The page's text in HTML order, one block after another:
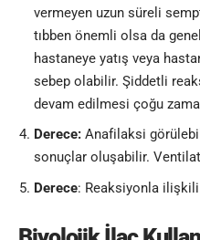
vermeyen uzun süreli
tıbben önemli olsa da
hastaneye yatış veya
sebep olabilir. Şiddetli
devam edilmesi çoğu
Derece: Anafilaksi
sonuçlar oluşabilir.
Derece: Reaksiyonla